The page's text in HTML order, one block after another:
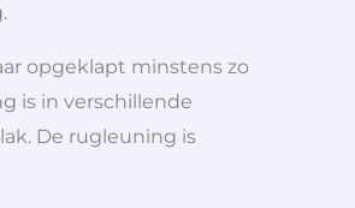
opgeklapt minstens zo
is in verschillende
De rugleuning is